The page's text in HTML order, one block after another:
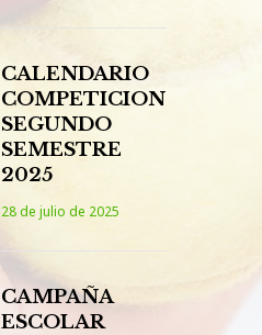
CALENDARIO
COMPETICION
SEGUNDO
SEMESTRE
2025
28 de julio de 2025
CAMPAÑA
ESCOLAR